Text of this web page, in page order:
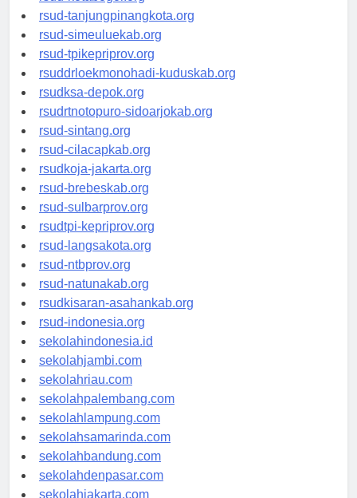
rsud-kotabogor.org
rsud-tanjungpinangkota.org
rsud-simeuluekab.org
rsud-tpikepriprov.org
rsuddrloekmonohadi-kuduskab.org
rsudksa-depok.org
rsudrtnotopuro-sidoarjokab.org
rsud-sintang.org
rsud-cilacapkab.org
rsudkoja-jakarta.org
rsud-brebeskab.org
rsud-sulbarprov.org
rsudtpi-kepriprov.org
rsud-langsakota.org
rsud-ntbprov.org
rsud-natunakab.org
rsudkisaran-asahankab.org
rsud-indonesia.org
sekolahindonesia.id
sekolahjambi.com
sekolahriau.com
sekolahpalembang.com
sekolahlampung.com
sekolahsamarinda.com
sekolahbandung.com
sekolahdenpasar.com